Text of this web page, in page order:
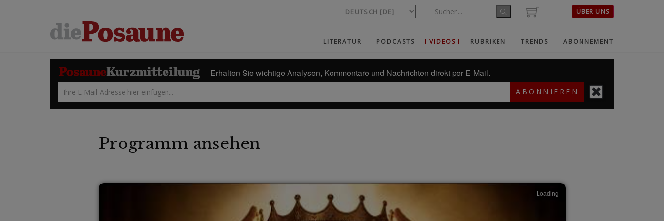
ÜBER UNS
LITERATUR PODCASTS VIDEOS RUBRIKEN TRENDS ABONNEMENT
Erhalten Sie wichtige Analysen, Kommentare und Nachrichten direkt per E-Mail.
ABONNIEREN
Programm ansehen
Loading